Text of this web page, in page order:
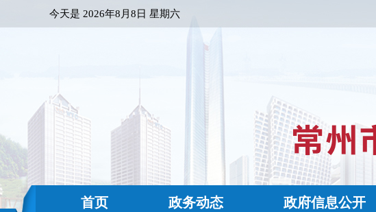
今天是 2026年8月8日 星期六
首页 政务动态 政府信息公开